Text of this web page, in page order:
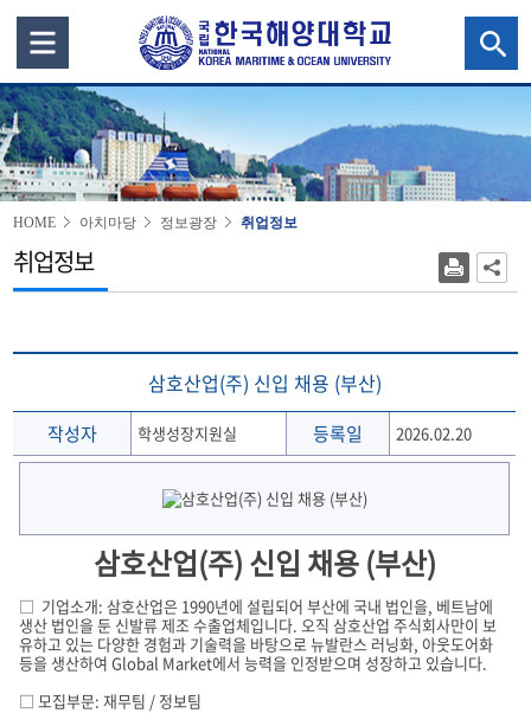
HOME 아치마당 정보광장 취업정보
취업정보
삼호산업(주) 신입 채용 (부산)
작성자 학생성장지원실 등록일 2026.02.20
삼호산업(주) 신입 채용 (부산)
□ 기업소개: 삼호산업은 1990년에 설립되어 부산에 국내 법인을, 베트남에
생산 법인을 둔 신발류 제조 수출업체입니다. 오직 삼호산업 주식회사만이 보
유하고 있는 다양한 경험과 기술력을 바탕으로 뉴발란스 러닝화, 아웃도어화
등을 생산하여 Global Market에서 능력을 인정받으며 성장하고 있습니다.
□ 모집부문: 재무팀 / 정보팀